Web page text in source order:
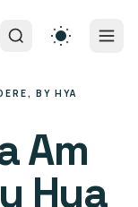
BY HYA
Am
Hya